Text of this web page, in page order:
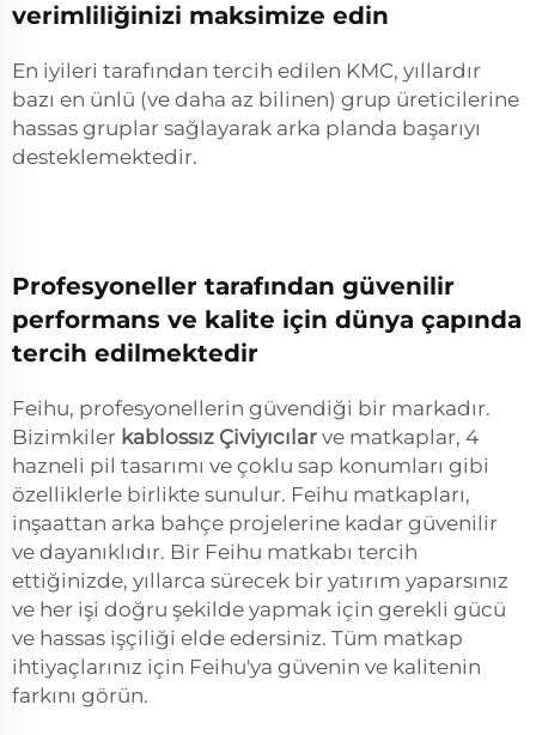
verimliliğinizi maksimize edin
En iyileri tarafından tercih edilen KMC, yıllardır
bazı en ünlü (ve daha az bilinen) grup üreticilerine
hassas gruplar sağlayarak arka planda başarıyı
desteklemektedir.
Profesyoneller tarafından güvenilir
performans ve kalite için dünya çapında
tercih edilmektedir
Feihu, profesyonellerin güvendiği bir markadır.
Bizimkiler kablossız Çiviyıcılar ve matkaplar, 4
hazneli pil tasarımı ve çoklu sap konumları gibi
özelliklerle birlikte sunulur. Feihu matkapları,
inşaattan arka bahçe projelerine kadar güvenilir
ve dayanıklıdır. Bir Feihu matkabı tercih
ettiğinizde, yıllarca sürecek bir yatırım yaparsınız
ve her işi doğru şekilde yapmak için gerekli gücü
ve hassas işçiliği elde edersiniz. Tüm matkap
ihtiyaçlarınız için Feihu'ya güvenin ve kalitenin
farkını görün.